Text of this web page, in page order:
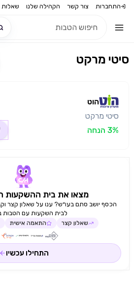
התחברות צור קשר הקהילה שלנו שאלות
סיטי מרקט
הוט
סיטי מרקט
3% הנחה
מצאו את בית ההשקעות
הכסף יושב סתם בעו״ש? ענו על שאלון קצר
לבית השקעות עם הטבות
שאלון קצר התאמה אישית
התחילו עכשיו